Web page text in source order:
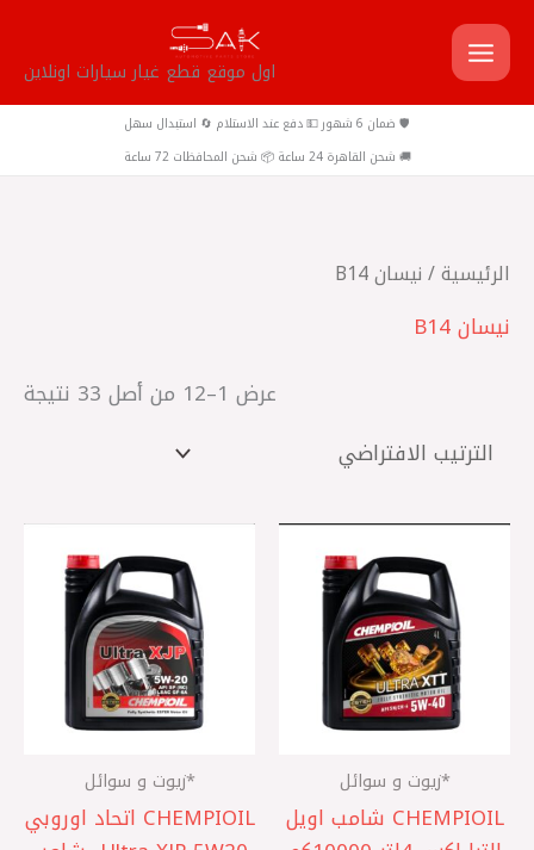
تخطي
إلى
المحتوى
اول موقع قطع غيار سيارات اونلاين
🛡️ ضمان 6 شهور 💵 دفع عند الاستلام 🔄 استبدال سهل
🚚 شحن القاهرة 24 ساعة 📦 شحن المحافظات 72 ساعة
الرئيسية/ نيسان B14
نيسان B14
عرض 1–12 من أصل 33 نتيجة
*زيوت و سوائل
CHEMPIOIL شامب اويل
*زيوت و سوائل
CHEMPIOIL اتحاد اوروبي